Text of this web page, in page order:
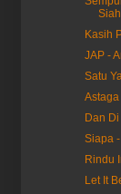
Kasih
JAP -
Satu
Astaga
Dan
Siapa
Rindu
Let It